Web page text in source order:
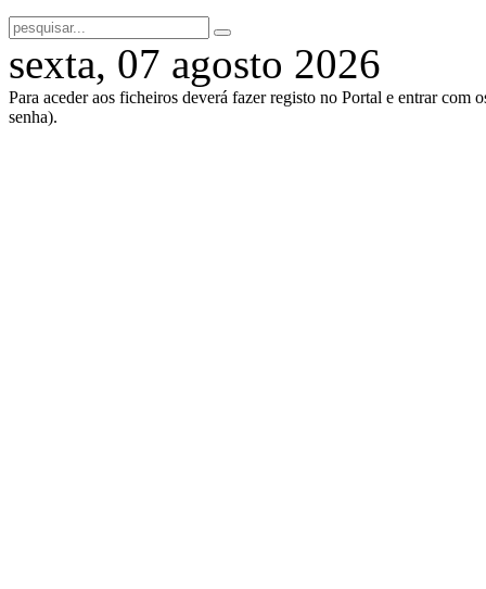
sexta, 07 agosto 2026
Para aceder aos ficheiros deverá fazer registo no Portal e entrar com
senha).